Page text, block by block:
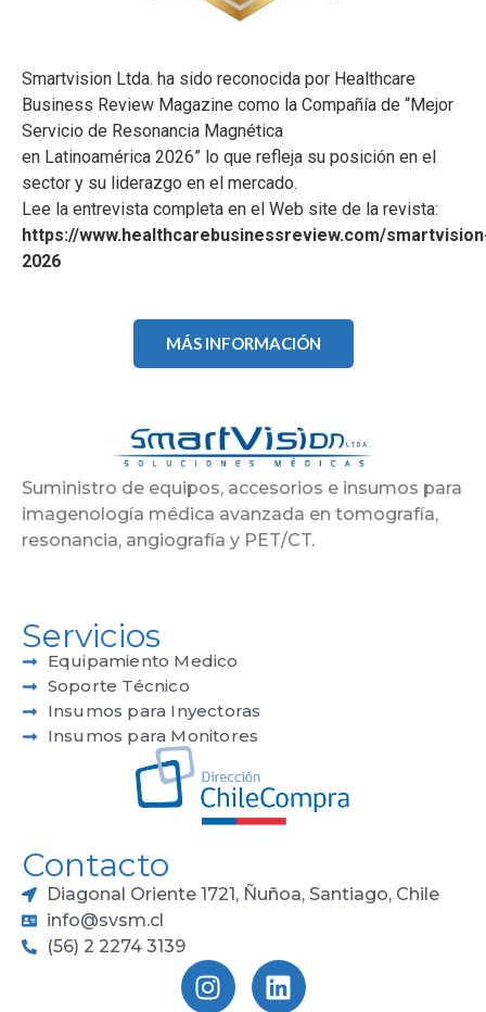
Smartvision Ltda. ha sido reconocida por Healthcare
Business Review Magazine como la Compañía de “Mejor
Servicio de Resonancia Magnética
en Latinoamérica 2026” lo que refleja su posición en el
sector y su liderazgo en el mercado.
Lee la entrevista completa en el Web site de la revista:
https://www.healthcarebusinessreview.com/
2026
MÁS INFORMACIÓN
Suministro de equipos, accesorios e insumos para
imagenología médica avanzada en tomografía,
resonancia, angiografía y PET/CT.
Servicios
Equipamiento Medico
Soporte Técnico
Insumos para Inyectoras
Insumos para Monitores
Contacto
Diagonal Oriente 1721, Ñuñoa, Santiago, Chile
info@svsm.cl
(56) 2 2274 3139